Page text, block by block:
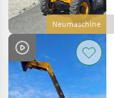
Neumaschine